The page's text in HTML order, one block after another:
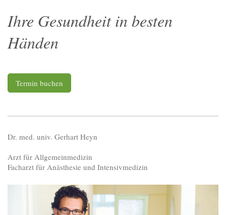
Ihre Gesundheit in besten
Händen
Termin buchen
Dr. med. univ. Gerhart Heyn
Arzt für Allgemeinmedizin
Facharzt für Anästhesie und Intensivmedizin